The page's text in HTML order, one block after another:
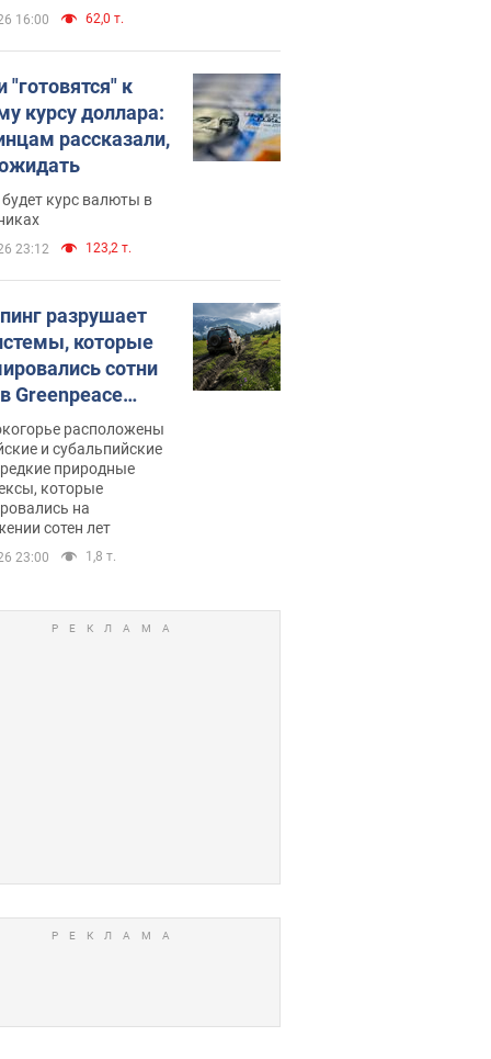
16:00 62,0 т.
"готовятся" к
курсу доллара:
рассказали,
курс валюты в
23:12 123,2 т.
разрушает
которые
сотни
Greenpeace
тревогурасположены
и субальпийские
природные
которые
на
сотен лет
23:00 1,8 т.